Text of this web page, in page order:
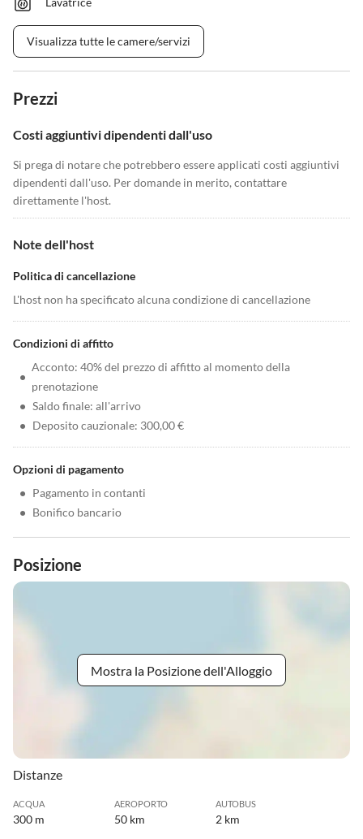
Visualizza tutte le camere/servizi
Prezzi
Costi aggiuntivi dipendenti dall'uso
Si prega di notare che potrebbero essere applicati costi aggiuntivi
dipendenti dall'uso. Per domande in merito, contattare
direttamente l'host.
Note dell'host
Politica di cancellazione
L'host non ha specificato alcuna condizione di cancellazione
Condizioni di affitto
•
Acconto: 40% del prezzo di affitto al momento della
prenotazione
• Saldo finale: all'arrivo
• Deposito cauzionale: 300,00 €
Opzioni di pagamento
• Pagamento in contanti
• Bonifico bancario
Posizione
Mostra la Posizione dell'Alloggio
Distanze
ACQUA
300 m
AEROPORTO
50 km
AUTOBUS
2 km